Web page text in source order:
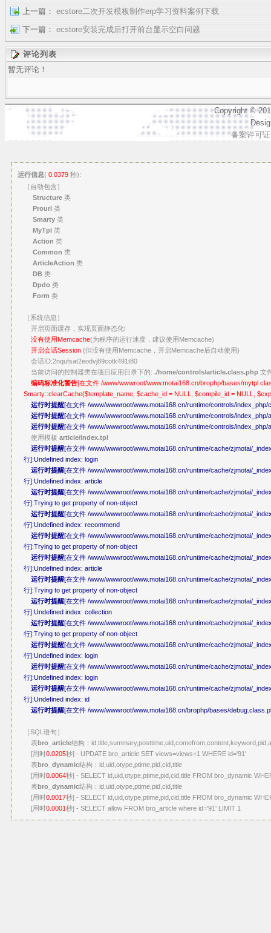
上一篇： ecstore二次开发模板制作erp学习资料案例下载
下一篇： ecstore安装完成后打开前台显示空白问题
评论列表
暂无评论！
Copyright ©
备案许可
运行信息( 0.0379 秒):
［自动包含］
Structure 类
Prourl 类
Smarty 类
MyTpl 类
Action 类
Common 类
ArticleAction 类
DB 类
Dpdo 类
Form 类
［系统信息］
开启页面缓存，实现页面静态化!
没有使用Memcache(为程序的运行速度，建议使用Memcache)
开启会话Session (但没有使用Memcache，开启Memcache后自动使用)
会话ID:2nqufsat2eodvj89cotk491t80
当前访问的控制器类在项目应用目录下的: ./home/controls/article.class.php 文
编码标准化警告[在文件 /www/wwwroot/www.motai168.cn/brophp/bases/
Smarty::clearCache($template_name, $cache_id = NULL, $compile_id = NULL,
运行时提醒[在文件 /www/wwwroot/www.motai168.cn/runtime/controls/
运行时提醒[在文件 /www/wwwroot/www.motai168.cn/runtime/controls/
运行时提醒[在文件 /www/wwwroot/www.motai168.cn/runtime/controls/
使用模板 article/index.tpl
运行时提醒[在文件 /www/wwwroot/www.motai168.cn/runtime/cache/zjmotai/
行]:Undefined index: login
运行时提醒[在文件 /www/wwwroot/www.motai168.cn/runtime/cache/zjmotai/
行]:Undefined index: article
运行时提醒[在文件 /www/wwwroot/www.motai168.cn/runtime/cache/zjmotai/
行]:Trying to get property of non-object
运行时提醒[在文件 /www/wwwroot/www.motai168.cn/runtime/cache/zjmotai/
行]:Undefined index: recommend
运行时提醒[在文件 /www/wwwroot/www.motai168.cn/runtime/cache/zjmotai/
行]:Trying to get property of non-object
运行时提醒[在文件 /www/wwwroot/www.motai168.cn/runtime/cache/zjmotai/
行]:Undefined index: article
运行时提醒[在文件 /www/wwwroot/www.motai168.cn/runtime/cache/zjmotai/
行]:Trying to get property of non-object
运行时提醒[在文件 /www/wwwroot/www.motai168.cn/runtime/cache/zjmotai/
行]:Undefined index: collection
运行时提醒[在文件 /www/wwwroot/www.motai168.cn/runtime/cache/zjmotai/
行]:Trying to get property of non-object
运行时提醒[在文件 /www/wwwroot/www.motai168.cn/runtime/cache/zjmotai/
行]:Undefined index: login
运行时提醒[在文件 /www/wwwroot/www.motai168.cn/runtime/cache/zjmotai/
行]:Undefined index: login
运行时提醒[在文件 /www/wwwroot/www.motai168.cn/runtime/cache/zjmotai/
行]:Undefined index: id
运行时提醒[在文件 /www/wwwroot/www.motai168.cn/brophp/bases/
［SQL语句］
表bro_article结构：
[用时0.0205秒] - UPDATE bro_article SET views=views+1 WHERE id='91'
表bro_dynamic结构：id,uid,otype,ptime,pid,cid,title
[用时0.0064秒] - SELECT id,uid,otype,ptime,pid,cid,title FROM bro_dynamic
表bro_dynamic结构：id,uid,otype,ptime,pid,cid,title
[用时0.0017秒] - SELECT id,uid,otype,ptime,pid,cid,title FROM bro_dynamic
[用时0.0001秒] - SELECT allow FROM bro_article where id='91' LIMIT 1